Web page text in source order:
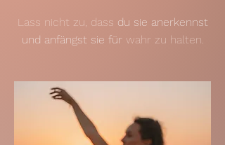
Lass nicht zu, dass du sie anerkennst
und anfängst sie fürwahr zu halten.